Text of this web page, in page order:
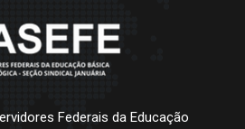
Federais da Educação